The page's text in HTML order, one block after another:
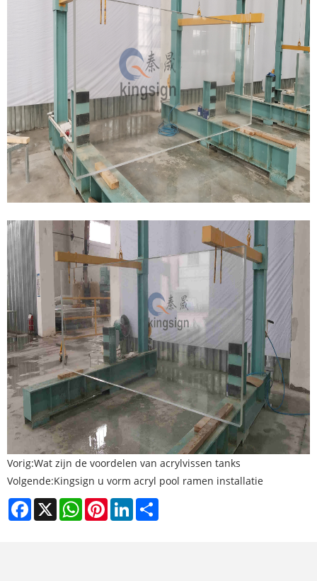
Vorig:Wat zijn de voordelen van acrylvissen tanks
Volgende:Kingsign u vorm acryl pool ramen installatie
Facebook
X WhatsAppPinterestLinkedIn